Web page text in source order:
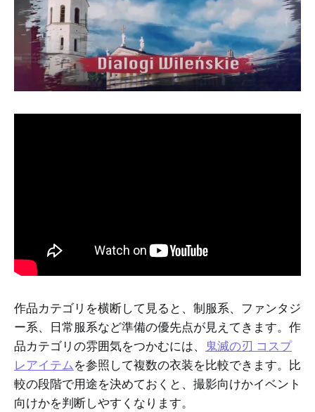
作品カテゴリを横断して見ると、制服系、ファンタジ
ー系、日常服系など準備の優先点が見えてきます。作
品カテゴリの雰囲気をつかむには、
鬼滅の刃 コスプ
レアイテムを参照して複数の衣装を比較できます。比
較の段階で用途を決めておくと、撮影向けかイベント
向けかを判断しやすくなります。